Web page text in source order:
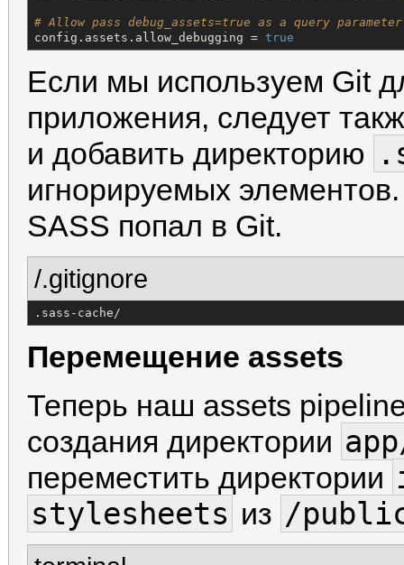
# Allow pass debug_assets=true as a query
config.assets.allow_debugging = true
Если мы используем Git
приложения, следует
и добавить директорию
игнорируемых
SASS попал в Git.
/.gitignore
.sass-cache/
Перемещение assets
Теперь наш assets
создания директории
переместить директории
stylesheets из /